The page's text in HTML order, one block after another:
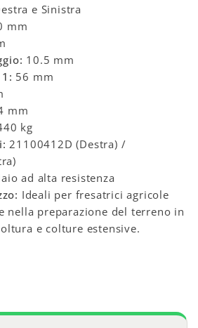
e Sinistra
mm
10.5 mm
56 mm
mm
kg
21100412D (Destra) /
ad alta resistenza
Ideali per fresatrici agricole
nella preparazione del terreno in
e colture estensive.